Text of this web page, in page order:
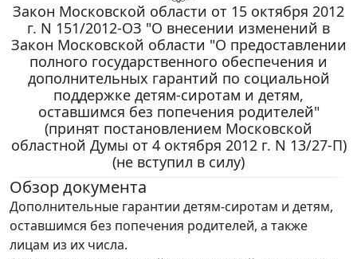
Закон Московской области от 15 октября 2012
г. N 151/2012-ОЗ "О внесении изменений в
Закон Московской области "О предоставлении
полного государственного обеспечения и
дополнительных гарантий по социальной
поддержке детям-сиротам и детям,
оставшимся без попечения родителей"
(принят постановлением Московской
областной Думы от 4 октября 2012 г. N 13/27-П)
(не вступил в силу)
Обзор документа
Дополнительные гарантии детям-сиротам и детям,
оставшимся без попечения родителей, а также
лицам из их числа.